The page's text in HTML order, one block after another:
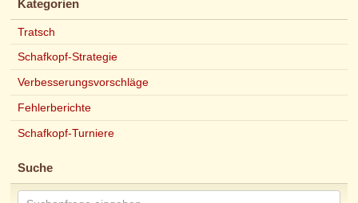
Kategorien
Tratsch
Schafkopf-Strategie
Verbesserungsvorschläge
Fehlerberichte
Schafkopf-Turniere
Suche